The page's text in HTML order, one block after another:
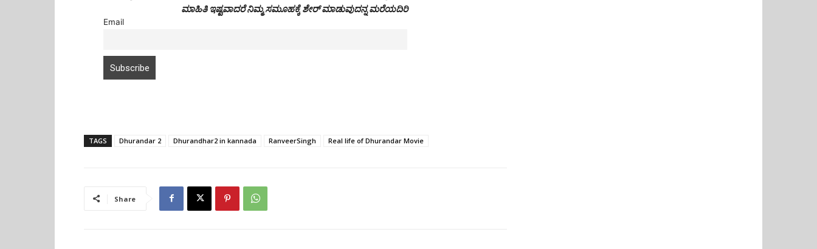
ಮಾಹಿತಿ ಇಷ್ಟವಾದರೆ ನಿಮ್ಮ ಸಮೂಹಕ್ಕೆ ಶೇರ್ ಮಾಡುವುದನ್ನ ಮರೆಯದಿರಿ
Email
TAGS Dhurandar 2 Dhurandhar2 in kannada RanveerSingh Real life of Dhurandar Movie
Share